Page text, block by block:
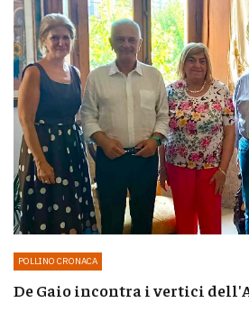
POLLINO CRONACA
De Gaio incontra i vertici